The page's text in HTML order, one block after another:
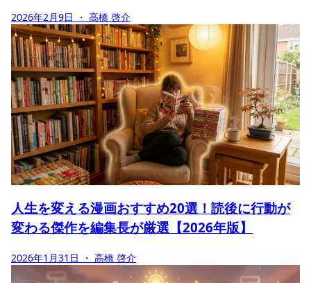
2026年2月9日 ・ 高橋 啓介
人生を変える漫画おすすめ20選！読後に行動が
変わる傑作を編集長が厳選【2026年版】
2026年1月31日 ・ 高橋 啓介